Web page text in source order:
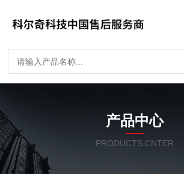
产品中心
PRODUCTS CNTER